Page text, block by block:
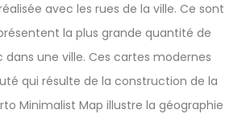
avec les rues de la ville. Ce sont
la plus grande quantité de
dans une ville. Ces cartes modernes
qui résulte de la construction de la
Minimalist Map illustre la géographie